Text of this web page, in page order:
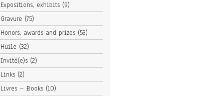
Expositions, exhibits(9)
Gravure (75)
Honors, awards and prizes(53)
Huile (32)
Invité(e)s(2)
Links(2)
Livres – Books(10)